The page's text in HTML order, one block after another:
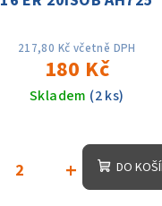
217,80 Kč včetně DPH
180 Kč
Skladem (2 ks)
+ DO